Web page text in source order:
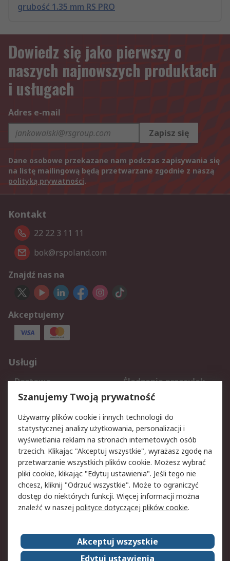
grubość 1.35 mm RS PRO
Dowiedz się jako pierwszy o
naszych najnowszych produktach
i usługach
Adres e-mail
Zapisz się
Dane osobowe przekazane nam podczas zapisywania się
na listę mailingową będą przetwarzane zgodnie z naszą
polityką prywatności.
Kontakt
22 22 3 11 11
bok@rspoland.com
Znajdź nas na
Akceptujemy
Usługi
Dostawa
Śledzenie przesyłek
Reklamacje i zwroty
Rejestracja
Aspekty prawne
Bezpieczeństwo e-
maila
Polityka dotycząca
plików cookie
Polityka prywatności
Użytkowanie witryny
Zastrzeżenia prawne
Warunki Sprzedaży
Kontakt
O firmie RS
RS na świecie
Szanujemy Twoją prywatność
Używamy plików cookie i innych technologii do
statystycznej analizy użytkowania, personalizacji i
wyświetlania reklam na stronach internetowych osób
trzecich. Klikając "Akceptuj wszystkie", wyrażasz zgodę na
przetwarzanie wszystkich plików cookie. Możesz wybrać
pliki cookie, klikając "Edytuj ustawienia". Jeśli tego nie
chcesz, kliknij "Odrzuć wszystkie". Może to ograniczyć
dostęp do niektórych funkcji. Więcej informacji można
znaleźć w naszej polityce dotyczącej plików cookie.
Akceptuj wszystkie
Edytuj ustawienia